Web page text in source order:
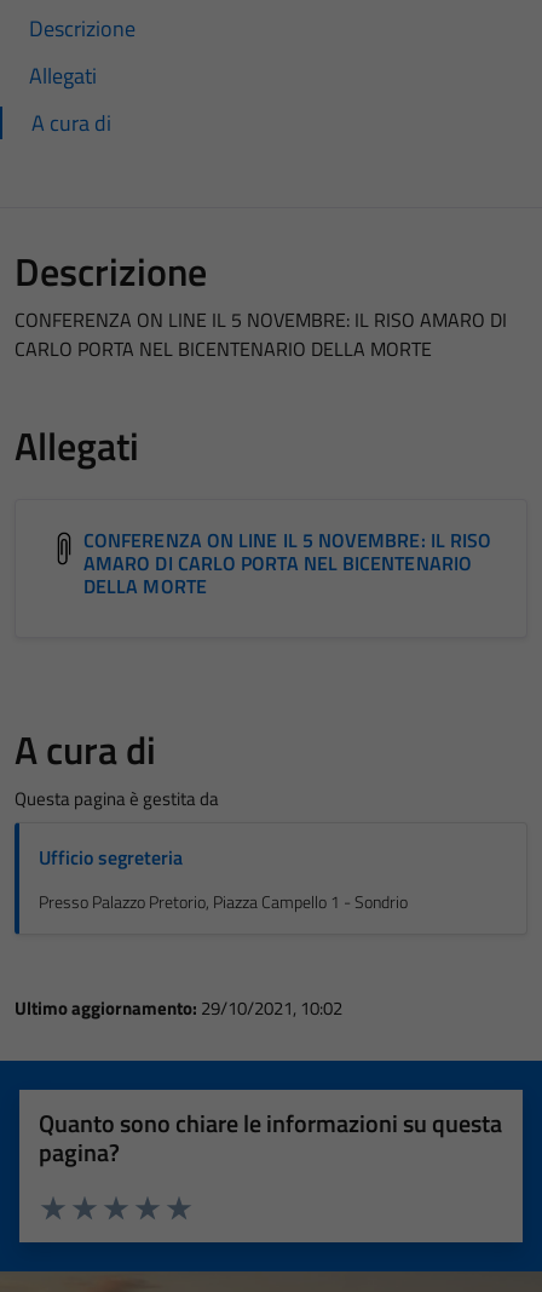
Descrizione
Allegati
A cura di
Descrizione
CONFERENZA ON LINE IL 5 NOVEMBRE: IL RISO AMARO DI
CARLO PORTA NEL BICENTENARIO DELLA MORTE
Allegati
CONFERENZA ON LINE IL 5 NOVEMBRE: IL RISO
AMARO DI CARLO PORTA NEL BICENTENARIO
DELLA MORTE
A cura di
Questa pagina è gestita da
Ufficio segreteria
Presso Palazzo Pretorio, Piazza Campello 1 - Sondrio
Ultimo aggiornamento: 29/10/2021, 10:02
Quanto sono chiare le informazioni su questa
pagina?
Valuta 5 stelle su 5
Valuta 4 stelle su 5
Valuta 3 stelle su 5
Valuta 2 stelle su 5
Valuta 1 stelle su 5